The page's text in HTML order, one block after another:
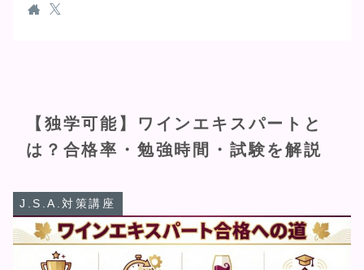
【独学可能】ワインエキスパートと
は？合格率・勉強時間・試験を解説
J.S.A.対策講座